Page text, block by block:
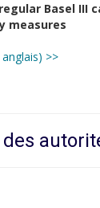
Basel
measures
>>